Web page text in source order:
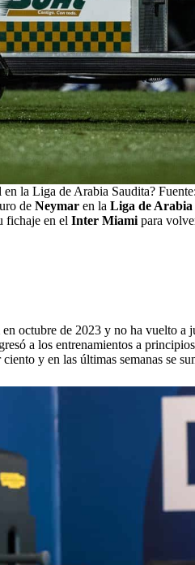
la Liga de Arabia Saudita?
de Neymar en la Liga de Arabia
fichaje en el Inter Miami para
en octubre de 2023 y no ha vuelto a
a los entrenamientos a
y en las últimas semanas se